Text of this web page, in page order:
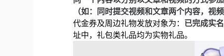
（如：同时提交视频和文章两个内容，视
代金券及周边礼物发放对象为： 已完成实
址中，礼包类礼品均为实物礼品。